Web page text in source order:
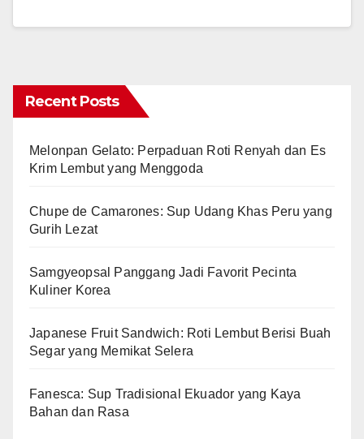
Recent Posts
Melonpan Gelato: Perpaduan Roti Renyah dan Es
Krim Lembut yang Menggoda
Chupe de Camarones: Sup Udang Khas Peru yang
Gurih Lezat
Samgyeopsal Panggang Jadi Favorit Pecinta
Kuliner Korea
Japanese Fruit Sandwich: Roti Lembut Berisi Buah
Segar yang Memikat Selera
Fanesca: Sup Tradisional Ekuador yang Kaya
Bahan dan Rasa